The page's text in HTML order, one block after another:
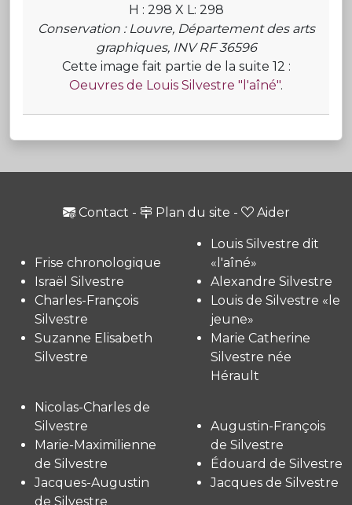
H : 298 X L: 298
Conservation : Louvre, Département des arts
graphiques, INV RF 36596
Cette image fait partie de la suite 12 :
Oeuvres de Louis Silvestre "l'aîné".
Contact - Plan du site - Aider
Frise chronologique
Israël Silvestre
Charles-François
Silvestre
Suzanne Elisabeth
Silvestre
Louis Silvestre dit
«l'aîné»
Alexandre Silvestre
Louis de Silvestre «le
jeune»
Marie Catherine
Silvestre née
Hérault
Nicolas-Charles de
Silvestre
Marie-Maximilienne
de Silvestre
Jacques-Augustin
de Silvestre
Augustin-François
de Silvestre
Édouard de Silvestre
Jacques de Silvestre